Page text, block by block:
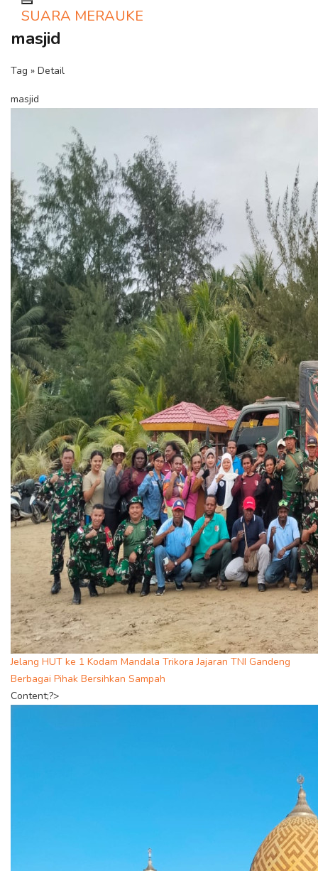
Toggle navigation
SUARA MERAUKE
masjid
Tag » Detail
masjid
Jelang HUT ke 1 Kodam Mandala Trikora Jajaran TNI Gandeng
Berbagai Pihak Bersihkan Sampah
Content;?>